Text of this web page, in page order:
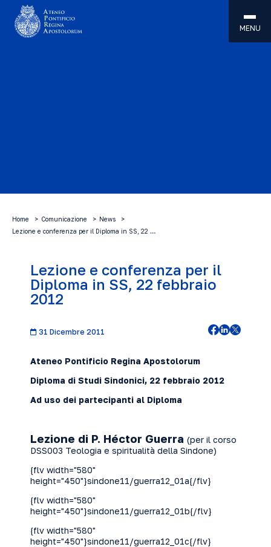
MENU
Home Comunicazione
News
Lezione e conferenza per il Diploma in SS, 22 …
Lezione e conferenza per il
Diploma in SS, 22 febbraio
2012
31 Dicembre 2011
Ateneo Pontificio Regina Apostolorum
Diploma di Studi Sindonici, 22 febbraio 2012
Ad uso dei partecipanti al Diploma
Lezione di P. Héctor Guerra (per il corso
DSS003 Teologia e spiritualità della Sindone)
{flv width="580"
height="450"}sindone11/guerra12_01a{/flv}
{flv width="580"
height="450"}sindone11/guerra12_01b{/flv}
{flv width="580"
height="450"}sindone11/guerra12_01c{/flv}